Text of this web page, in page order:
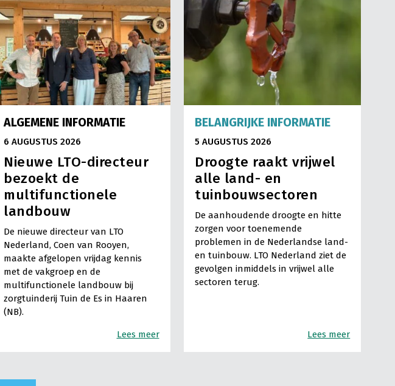
ALGEMENE INFORMATIE
6 AUGUSTUS 2026
Nieuwe LTO-directeur
bezoekt de
multifunctionele
landbouw
De nieuwe directeur van LTO
Nederland, Coen van Rooyen,
maakte afgelopen vrijdag kennis
met de vakgroep en de
multifunctionele landbouw bij
zorgtuinderij Tuin de Es in Haaren
(NB).
Lees meer
BELANGRIJKE INFORMATIE
5 AUGUSTUS 2026
Droogte raakt vrijwel
alle land- en
tuinbouwsectoren
De aanhoudende droogte en hitte
zorgen voor toenemende
problemen in de Nederlandse land-
en tuinbouw. LTO Nederland ziet de
gevolgen inmiddels in vrijwel alle
sectoren terug.
Lees meer